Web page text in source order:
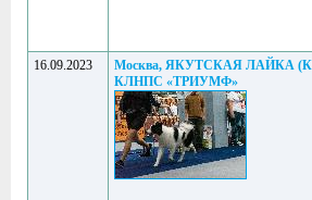
16.09.2023
Москва, ЯКУТСКАЯ ЛАЙКА
КЛНПС «ТРИУМФ»